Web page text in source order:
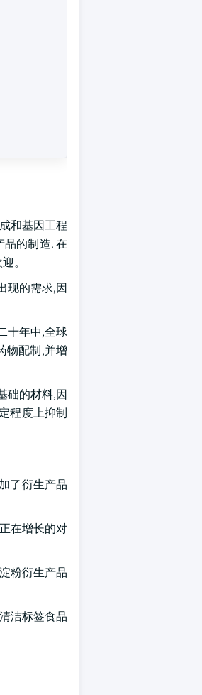
和基因工程
的制造. 在
。
现的需求,因
十年中,全球
物配制,并增
础的材料,因
程度上抑制
了衍生产品
在增长的对
粉衍生产品
洁标签食品